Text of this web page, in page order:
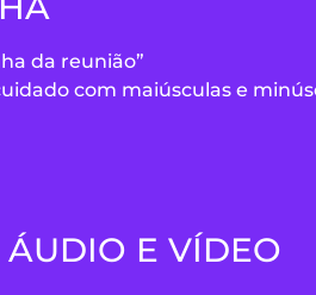
da reunião”
com maiúsculas e
ÁUDIO E VÍDEO